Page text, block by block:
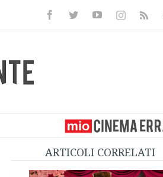
FacebookTwitterYoutubeInstagramRss
ARTICOLI CORRELATI